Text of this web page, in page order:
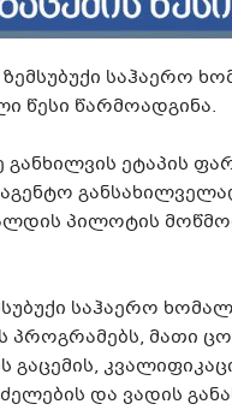
ზემსუბუქი საჰაერო
წესი წარმოადგინა.
ეტაპის
პილოტის
საჰაერო
პროგრამებს, მათი
და ვადის